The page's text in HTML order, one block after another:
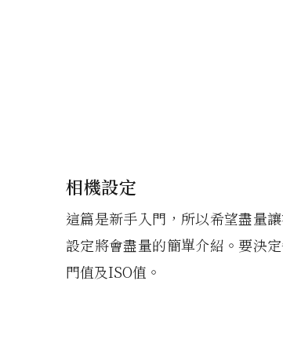
相機設定
這篇是新手入門，所以希望盡量
設定將會盡量的簡單介紹。要決
門值及ISO值。